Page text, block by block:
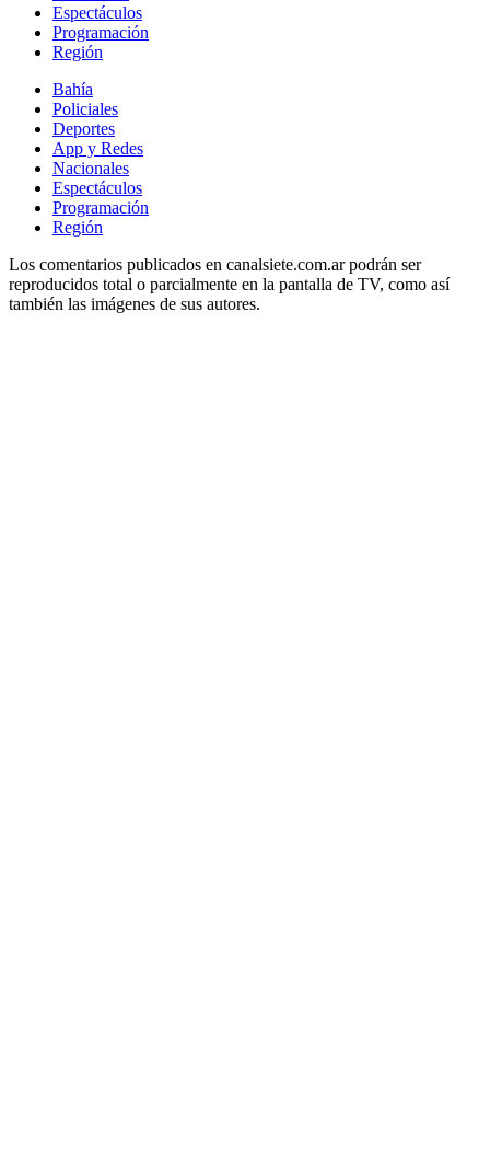
Espectáculos
Programación
Región
Bahía
Policiales
Deportes
App y Redes
Nacionales
Espectáculos
Programación
Región
Los comentarios publicados en canalsiete.com.ar podrán ser
reproducidos total o parcialmente en la pantalla de TV, como así
también las imágenes de sus autores.